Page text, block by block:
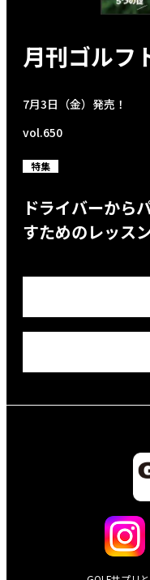
月刊ゴルフ
7月3日（金）発売！
vol.650
特集
ドライバーから
すためのレッス